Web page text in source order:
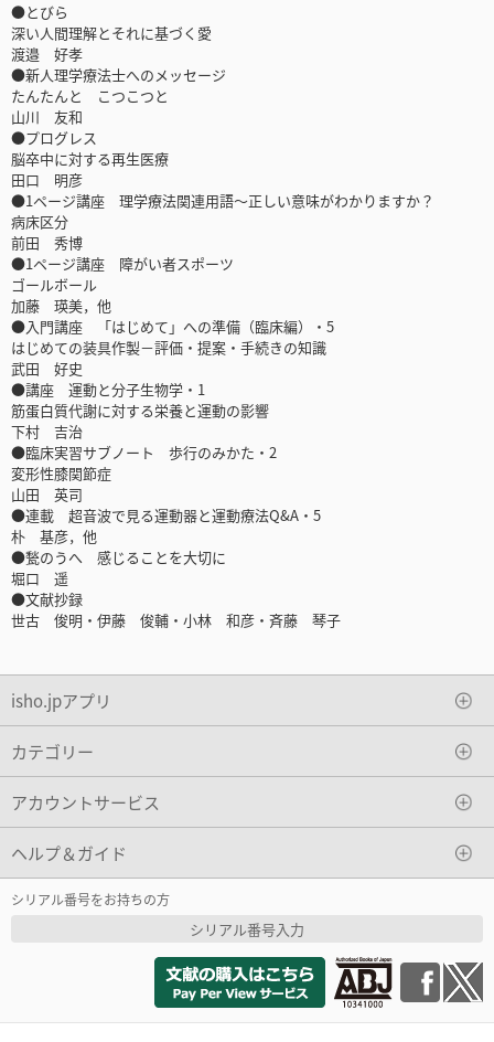
●とびら
深い人間理解とそれに基づく愛
渡邉 好孝
●新人理学療法士へのメッセージ
たんたんと こつこつと
山川 友和
●プログレス
脳卒中に対する再生医療
田口 明彦
●1ページ講座 理学療法関連用語～正しい意味がわかりますか？
病床区分
前田 秀博
●1ページ講座 障がい者スポーツ
ゴールボール
加藤 瑛美，他
●入門講座 「はじめて」への準備（臨床編）・5
はじめての装具作製－評価・提案・手続きの知識
武田 好史
●講座 運動と分子生物学・1
筋蛋白質代謝に対する栄養と運動の影響
下村 吉治
●臨床実習サブノート 歩行のみかた・2
変形性膝関節症
山田 英司
●連載 超音波で見る運動器と運動療法Q&A・5
朴 基彦，他
●甃のうへ 感じることを大切に
堀口 遥
●文献抄録
世古 俊明・伊藤 俊輔・小林 和彦・斉藤 琴子
isho.jpアプリ
カテゴリー
アカウントサービス
ヘルプ＆ガイド
シリアル番号をお持ちの方
シリアル番号入力